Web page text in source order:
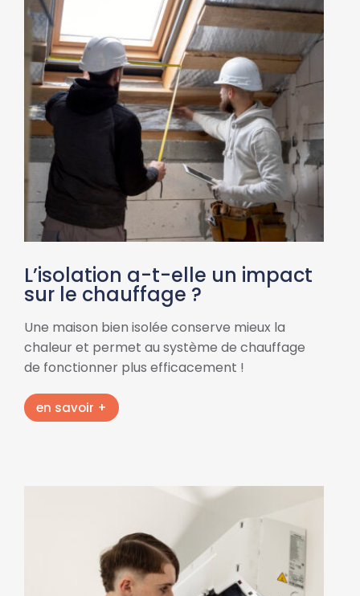
L’isolation a-t-elle un impact
sur le chauffage ?
Une maison bien isolée conserve mieux la
chaleur et permet au système de chauffage
de fonctionner plus efficacement !
en savoir +